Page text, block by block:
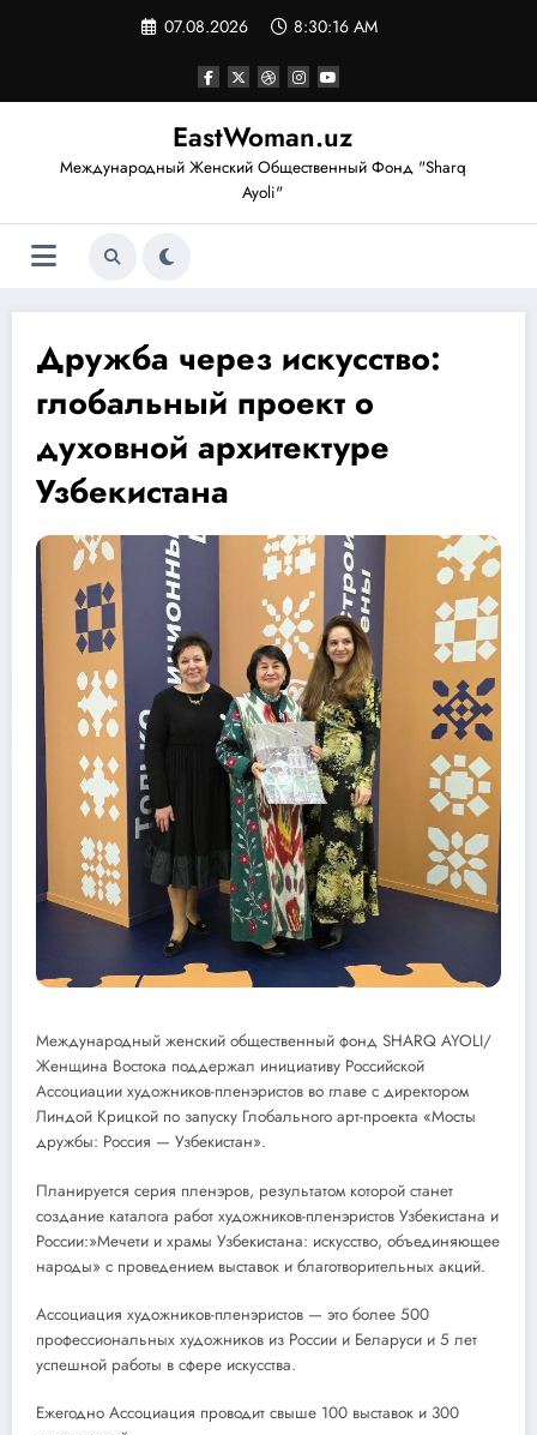
07.08.2026 8:30:16 AM
EastWoman.uz
Международный Женский Общественный Фонд "Sharq
Ayoli"
Дружба через искусство:
глобальный проект о
духовной архитектуре
Узбекистана
Международный женский общественный фонд SHARQ AYOLI/
Женщина Востока поддержал инициативу Российской
Ассоциации художников-пленэристов во главе с директором
Линдой Крицкой по запуску Глобального арт-проекта «Мосты
дружбы: Россия — Узбекистан».
Планируется серия пленэров, результатом которой станет
создание каталога работ художников-пленэристов Узбекистана и
России:»Мечети и храмы Узбекистана: искусство, объединяющее
народы» с проведением выставок и благотворительных акций.
Ассоциация художников-пленэристов — это более 500
профессиональных художников из России и Беларуси и 5 лет
успешной работы в сфере искусства.
Ежегодно Ассоциация проводит свыше 100 выставок и 300